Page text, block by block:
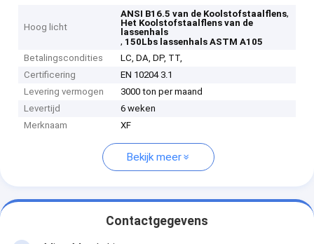
Hoog licht
ANSI B16.5 van de Koolstofstaalflens,
Het Koolstofstaalflens van de
lassenhals
, 150Lbs lassenhals ASTM A105
Betalingscondities
LC, DA, DP, TT,
Certificering
EN 10204 3.1
Levering vermogen
3000 ton per maand
Levertijd
6 weken
Merknaam
XF
Bekijk meer
Contactgegevens